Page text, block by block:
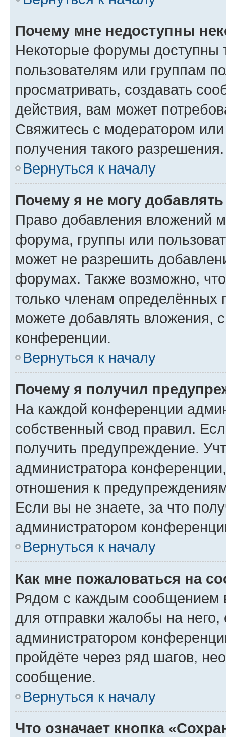
Почему мне недоступны
Некоторые форумы доступны
пользователям или группам
просматривать, создавать
действия, вам может
Свяжитесь с модератором
получения такого разрешения.
Вернуться к началу
Почему я не могу
Право добавления вложений
форума, группы или
может не разрешить
форумах. Также возможно,
только членам определённых
можете добавлять вложения,
конференции.
Вернуться к началу
Почему я получил
На каждой конференции
собственный свод правил.
получить предупреждение.
администратора
отношения к
Если вы не знаете, за что
администратором
Вернуться к началу
Как мне пожаловаться на
Рядом с каждым сообщением
для отправки жалобы на
администратором
пройдёте через ряд шагов,
сообщение.
Вернуться к началу
Что означает кнопка